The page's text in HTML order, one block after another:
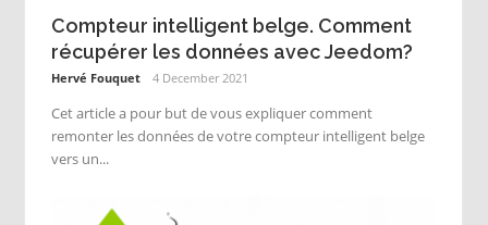
Compteur intelligent belge. Comment
récupérer les données avec Jeedom?
Hervé Fouquet 4 December 2021
Cet article a pour but de vous expliquer comment
remonter les données de votre compteur intelligent belge
vers un...